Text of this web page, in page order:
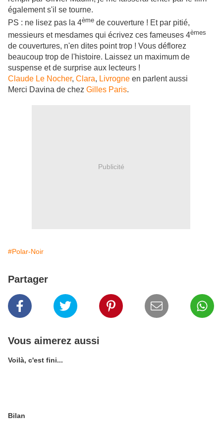
également s'il se tourne.
PS : ne lisez pas la 4ème de couverture ! Et par pitié,
messieurs et mesdames qui écrivez ces fameuses 4èmes
de couvertures, n'en dites point trop ! Vous déflorez
beaucoup trop de l'histoire. Laissez un maximum de
suspense et de surprise aux lecteurs !
Claude Le Nocher, Clara, Livrogne en parlent aussi
Merci Davina de chez Gilles Paris.
Publicité
#Polar-Noir
Partager
Vous aimerez aussi
Voilà, c'est fini...
Bilan